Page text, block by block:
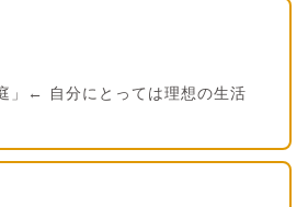
」← 自分にとっては理想の生活